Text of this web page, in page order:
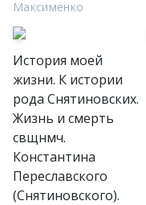
Максименко
История моей
жизни. К истории
рода Снятиновских.
Жизнь и смерть
свщнмч.
Константина
Переславского
(Снятиновского).